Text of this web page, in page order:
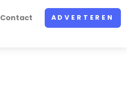
Contact ADVERTEREN